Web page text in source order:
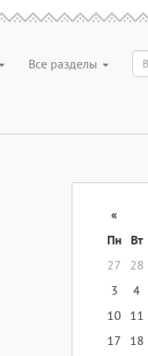
Все разделы
«
Пн
Вт
27
28
3
4
10
11
17
18